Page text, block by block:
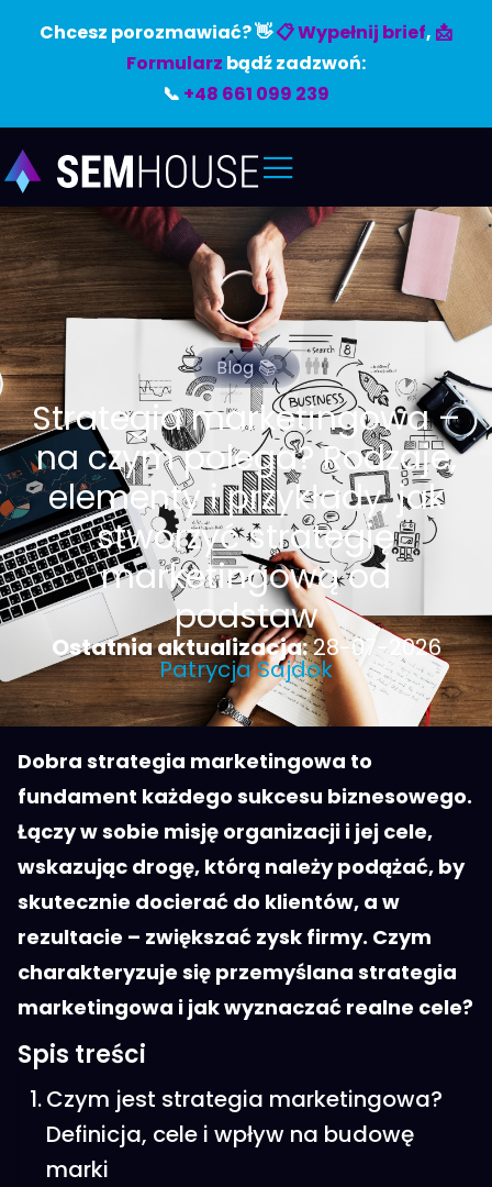
Chcesz porozmawiać? 👋📋 Wypełnij brief, 📩
Formularz bądź zadzwoń:
📞 +48 661 099 239
Blog 📚
Strategia marketingowa –
na czym polega? Rodzaje,
elementy i przykłady, jak
stworzyć strategię
marketingową od
podstaw
Ostatnia aktualizacja:28-07-2026
Patrycja Sajdok
Dobra strategia marketingowa to
fundament każdego sukcesu biznesowego.
Łączy w sobie misję organizacji i jej cele,
wskazując drogę, którą należy podążać, by
skutecznie docierać do klientów, a w
rezultacie – zwiększać zysk firmy. Czym
charakteryzuje się przemyślana strategia
marketingowa i jak wyznaczać realne cele?
Spis treści
Czym jest strategia marketingowa?
Definicja, cele i wpływ na budowę
marki